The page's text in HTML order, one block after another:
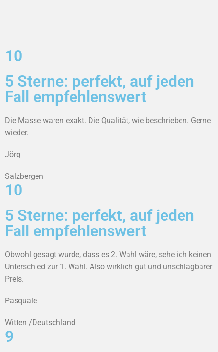
10
5 Sterne: perfekt, auf jeden
Fall empfehlenswert
Die Masse waren exakt. Die Qualität, wie beschrieben. Gerne
wieder.
Jörg
Salzbergen
10
5 Sterne: perfekt, auf jeden
Fall empfehlenswert
Obwohl gesagt wurde, dass es 2. Wahl wäre, sehe ich keinen
Unterschied zur 1. Wahl. Also wirklich gut und unschlagbarer
Preis.
Pasquale
Witten /Deutschland
9